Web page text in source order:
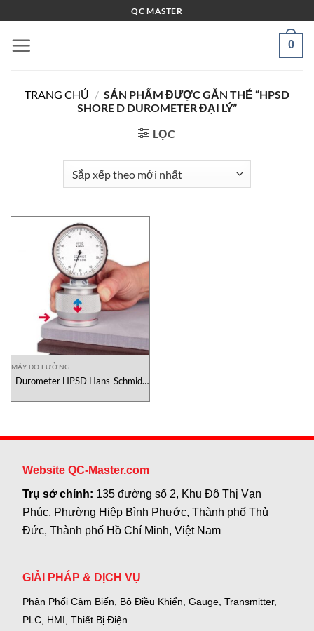
qua
nội
QC MASTER
0
TRANG CHỦ / SẢN PHẨM ĐƯỢC GẮN THẺ “HPSD
SHORE D DUROMETER ĐẠI LÝ”
LỌC
MÁY ĐO LƯỜNG
Durometer HPSD Hans-Schmidt
Website QC-Master.com
Trụ sở chính: 135 đường số 2, Khu Đô Thị Vạn
Phúc, Phường Hiệp Bình Phước, Thành phố Thủ
Đức, Thành phố Hồ Chí Minh, Việt Nam
GIẢI PHÁP & DỊCH VỤ
Phân Phối Cảm Biến, Bộ Điều Khiển, Gauge, Transmitter,
PLC, HMI, Thiết Bị Điện.